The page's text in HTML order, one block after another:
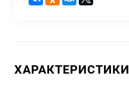
ХАРАКТЕРИСТИКИ